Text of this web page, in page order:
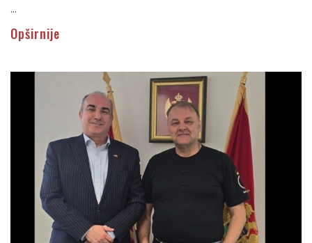
...
Opširnije